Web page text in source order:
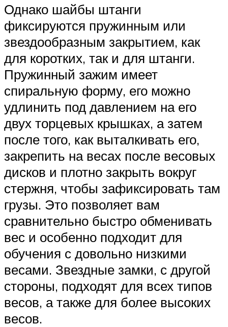
Однако шайбы штанги
фиксируются пружинным или
звездообразным закрытием, как
для коротких, так и для штанги.
Пружинный зажим имеет
спиральную форму, его можно
удлинить под давлением на его
двух торцевых крышках, а затем
после того, как выталкивать его,
закрепить на весах после весовых
дисков и плотно закрыть вокруг
стержня, чтобы зафиксировать там
грузы. Это позволяет вам
сравнительно быстро обменивать
вес и особенно подходит для
обучения с довольно низкими
весами. Звездные замки, с другой
стороны, подходят для всех типов
весов, а также для более высоких
весов.